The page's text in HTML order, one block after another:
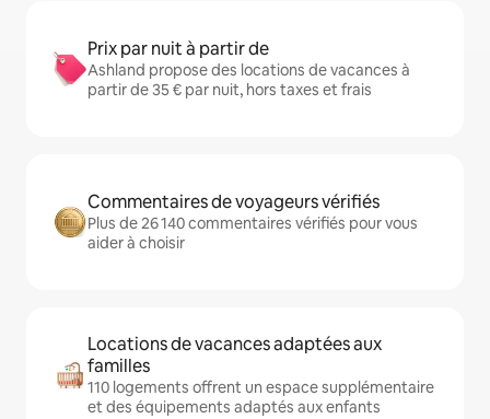
Prix par nuit à partir de
Ashland propose des locations de vacances à
partir de 35 € par nuit, hors taxes et frais
Commentaires de voyageurs vérifiés
Plus de 26 140 commentaires vérifiés pour vous
aider à choisir
Locations de vacances adaptées aux
familles
110 logements offrent un espace supplémentaire
et des équipements adaptés aux enfants